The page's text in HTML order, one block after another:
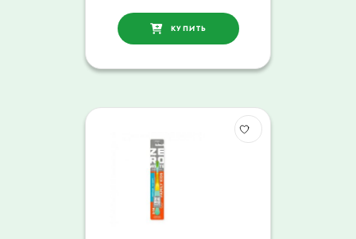
КУПИТЬ